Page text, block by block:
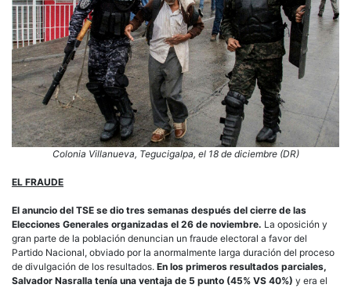
Colonia Villanueva, Tegucigalpa, el 18 de diciembre (DR)
EL FRAUDE
El anuncio del TSE se dio tres semanas después del cierre de las
Elecciones Generales organizadas el 26 de noviembre. La oposición y
gran parte de la población denuncian un fraude electoral a favor del
Partido Nacional, obviado por la anormalmente larga duración del proceso
de divulgación de los resultados. En los primeros resultados parciales,
Salvador Nasralla tenía una ventaja de 5 punto (45% VS 40%) y era el